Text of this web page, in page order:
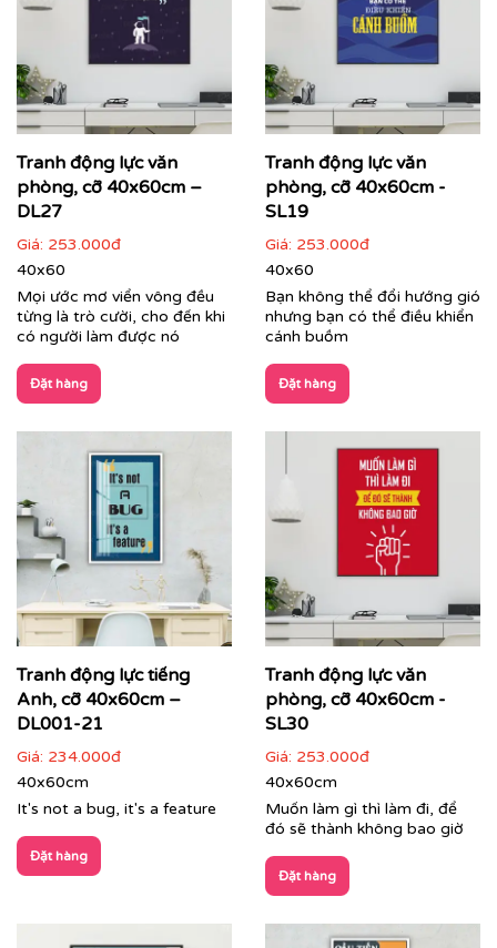
Cận cảnh tranh động lực do Printek sản xuất
Tranh Văn Phòng:Đa dạng phong cách từ hiện đại, tối
giản đến nghệ thuật sáng tạo. Printek giúp định hình
không gian làm việc chuyên nghiệp, tạo ấn tượng mạnh
mẽ với đối tác, khách hàng ngay từ ánh nhìn đầu tiên,
đồng thời mang lại sự thư giãn cho nhân viên sau
những giờ làm việc căng thẳng.
Tranh phong cảnh treo phòng lãnh đạo
Dịch vụ in tranh theo yêu cầu – Dấu ấn độc bản của
doanh nghiệp:
Bạn muốn không gian mang đậm bản sắc thương hiệu?
Dịch vụin tranh theo yêu cầu
hiện thực hóa mọi ý tưởng:
Tranh động lực văn
phòng, cỡ 40x60cm –
DL27
Giá: 253.000đ
40x60
Mọi ước mơ viển vông đều
từng là trò cười, cho đến khi
có người làm được nó
Đặt hàng
Tranh động lực văn
phòng, cỡ 40x60cm -
SL19
Giá: 253.000đ
40x60
Bạn không thể đổi hướng gió
nhưng bạn có thể điều khiển
cánh buồm
Đặt hàng
Tranh động lực tiếng
Anh, cỡ 40x60cm –
DL001-21
Giá: 234.000đ
40x60cm
It's not a bug, it's a feature
Đặt hàng
Tranh động lực văn
phòng, cỡ 40x60cm -
SL30
Giá: 253.000đ
40x60cm
Muốn làm gì thì làm đi, để
đó sẽ thành không bao giờ
Đặt hàng